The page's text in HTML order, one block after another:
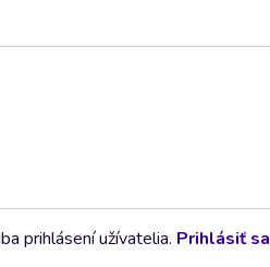
prihlásení užívatelia. Prihlásiť sa